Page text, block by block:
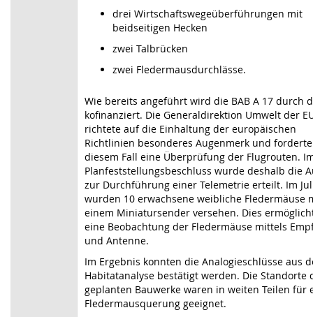
drei Wirtschaftswegeüberführungen mit
beidseitigen Hecken
zwei Talbrücken
zwei Fledermausdurchlässe.
Wie bereits angeführt wird die BAB A 17 durch
kofinanziert. Die Generaldirektion Umwelt der
richtete auf die Einhaltung der europäischen
Richtlinien besonderes Augenmerk und
diesem Fall eine Überprüfung der Flugrouten.
Planfeststellungsbeschluss wurde deshalb die
zur Durchführung einer Telemetrie erteilt. Im
wurden 10 erwachsene weibliche Fledermäuse
einem Miniatursender versehen. Dies
eine Beobachtung der Fledermäuse mittels
und Antenne.
Im Ergebnis konnten die Analogieschlüsse aus
Habitatanalyse bestätigt werden. Die Standorte
geplanten Bauwerke waren in weiten Teilen für
Fledermausquerung geeignet.